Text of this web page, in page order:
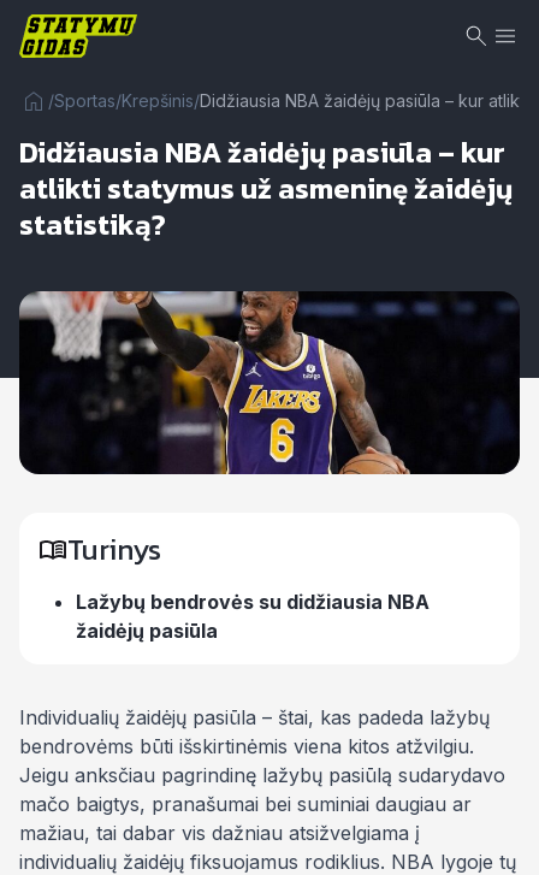
/Sportas/Krepšinis/Didžiausia NBA žaidėjų pasiūla – kur atlikti
Didžiausia NBA žaidėjų pasiūla – kur
atlikti statymus už asmeninę žaidėjų
statistiką?
Turinys
Lažybų bendrovės su didžiausia NBA
žaidėjų pasiūla
Individualių žaidėjų pasiūla – štai, kas padeda lažybų
bendrovėms būti išskirtinėmis viena kitos atžvilgiu.
Jeigu anksčiau pagrindinę lažybų pasiūlą sudarydavo
mačo baigtys, pranašumai bei suminiai daugiau ar
mažiau, tai dabar vis dažniau atsižvelgiama į
individualių žaidėjų fiksuojamus rodiklius. NBA lygoje tų